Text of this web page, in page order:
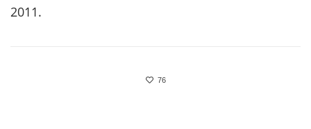
2011.
76